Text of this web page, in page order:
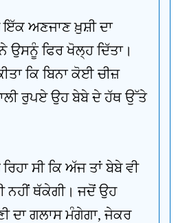
ਅਣਜਾਣ ਖ਼ੁਸ਼ੀ ਦਾ
ਉਸਨੂੰ ਫਿਰ ਖੋਲ੍ਹ ਦਿੱਤਾ।
ਕਿ ਬਿਨਾ ਕੋਈ ਚੀਜ਼
ਰੁਪਏ ਉਹ ਬੇਬੇ ਦੇ ਹੱਥ ਉੱਤੇ
ਸੀ ਕਿ ਅੱਜ ਤਾਂ ਬੇਬੇ ਵੀ
ਨਹੀਂ ਥੱਕੇਗੀ। ਜਦੋਂ ਉਹ
ਦਾ ਗਲਾਸ ਮੰਗੇਗਾ, ਜੇਕਰ